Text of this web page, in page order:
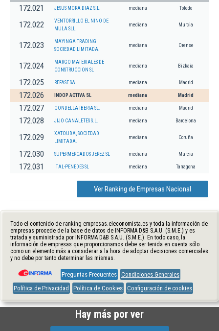
172.021 JESUS MORA DIAZ S.L. mediana Toledo
172.022
VENTORRILLO EL NINO DE
MULA SLL.
mediana Murcia
172.023
MAYINGA TRADING
SOCIEDAD LIMITADA.
mediana Orense
172.024
MARGO MATERIALES DE
CONSTRUCCION SL
mediana Bizkaia
172.025 REFASE SA mediana Madrid
172.026 INDOP ACTIVA SL mediana Madrid
172.027 GONDELLA IBERIA SL. mediana Madrid
172.028 JIJO CANALETES S.L. mediana Barcelona
172.029
XATOUDA, SOCIEDAD
LIMITADA.
mediana Coruña
172.030 SUPERMERCADOS JEREZ SL mediana Murcia
172.031 ITAL-PENEDES SL mediana Tarragona
Ver Ranking de Empresas Nacional
Todo el contenido de ranking-empresas.eleconomista.es y toda la información de
empresas procede de la base de datos de INFORMA D&B S.A.U. (S.M.E.) y es
tratada y suministrada por INFORMA D&B S.A.U. (S.M.E.). En todo caso, la
información de empresas que proporcionamos debe ser tenida en cuenta sólo
como un elemento más a considerar a la hora de adoptar decisiones comerciales
y no debe por tanto determinar las mismas.
Preguntas Frecuentes Condiciones Generales
Política de Privacidad
Política de Cookies Configuración de cookies
Hay más por ver